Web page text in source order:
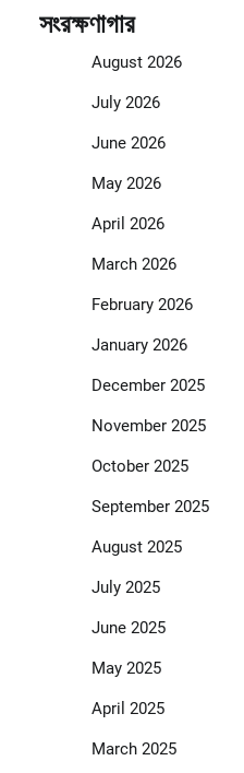
সংরক্ষণাগার
August 2026
July 2026
June 2026
May 2026
April 2026
March 2026
February 2026
January 2026
December 2025
November 2025
October 2025
September 2025
August 2025
July 2025
June 2025
May 2025
April 2025
March 2025